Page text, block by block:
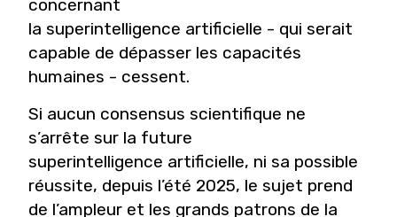
concernant
la superintelligence artificielle - qui serait
capable de dépasser les capacités
humaines - cessent.
Si aucun consensus scientifique ne
s’arrête sur la future
superintelligence artificielle, ni sa possible
réussite, depuis l’été 2025, le sujet prend
de l’ampleur et les grands patrons de la